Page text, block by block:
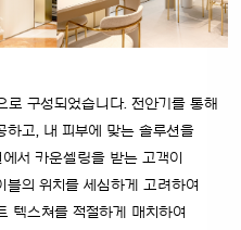
구성되었습니다. 전안기를 통해
하고, 내 피부에 맞는 솔루션을
서 카운셀링을 받는 고객이
의 위치를 세심하게 고려하여
텍스쳐를 적절하게 매치하여